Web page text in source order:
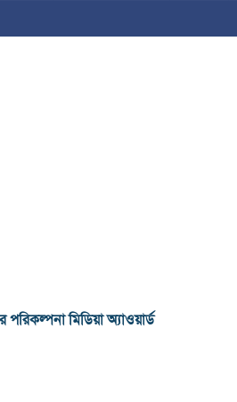
পরিকল্পনা মিডিয়া অ্যাওয়ার্ড